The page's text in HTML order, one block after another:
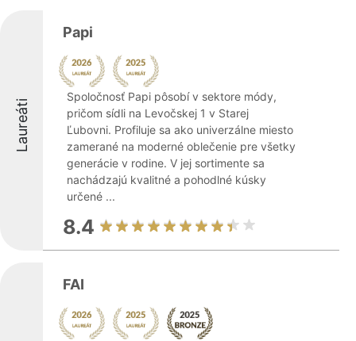
Laureáti
Papi
Spoločnosť Papi pôsobí v sektore módy,
pričom sídli na Levočskej 1 v Starej
Ľubovni. Profiluje sa ako univerzálne miesto
zamerané na moderné oblečenie pre všetky
generácie v rodine. V jej sortimente sa
nachádzajú kvalitné a pohodlné kúsky
určené ...
8.4
FAI